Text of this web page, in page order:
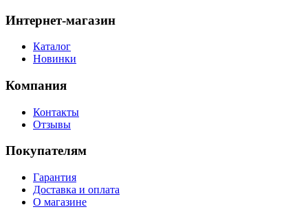
Интернет-магазин
Каталог
Новинки
Компания
Контакты
Отзывы
Покупателям
Гарантия
Доставка и оплата
О магазине